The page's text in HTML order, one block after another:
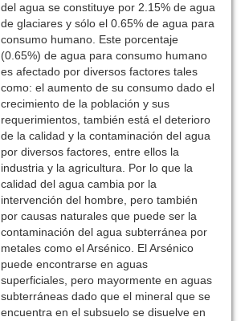
del agua se constituye por 2.15% de agua
de glaciares y sólo el 0.65% de agua para
consumo humano. Este porcentaje
(0.65%) de agua para consumo humano
es afectado por diversos factores tales
como: el aumento de su consumo dado el
crecimiento de la población y sus
requerimientos, también está el deterioro
de la calidad y la contaminación del agua
por diversos factores, entre ellos la
industria y la agricultura. Por lo que la
calidad del agua cambia por la
intervención del hombre, pero también
por causas naturales que puede ser la
contaminación del agua subterránea por
metales como el Arsénico. El Arsénico
puede encontrarse en aguas
superficiales, pero mayormente en aguas
subterráneas dado que el mineral que se
encuentra en el subsuelo se disuelve en